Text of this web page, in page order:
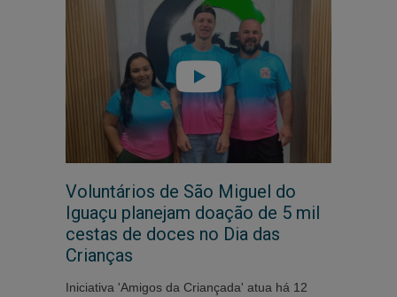
Voluntários de São Miguel do
Iguaçu planejam doação de 5 mil
cestas de doces no Dia das
Crianças
Iniciativa 'Amigos da Criançada' atua há 12